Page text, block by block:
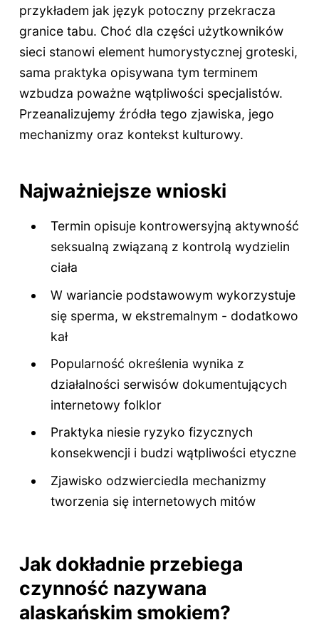
przykładem jak język potoczny przekracza
granice tabu. Choć dla części użytkowników
sieci stanowi element humorystycznej groteski,
sama praktyka opisywana tym terminem
wzbudza poważne wątpliwości specjalistów.
Przeanalizujemy źródła tego zjawiska, jego
mechanizmy oraz kontekst kulturowy.
Najważniejsze wnioski
Termin opisuje kontrowersyjną aktywność
seksualną związaną z kontrolą wydzielin
ciała
W wariancie podstawowym wykorzystuje
się sperma, w ekstremalnym - dodatkowo
kał
Popularność określenia wynika z
działalności serwisów dokumentujących
internetowy folklor
Praktyka niesie ryzyko fizycznych
konsekwencji i budzi wątpliwości etyczne
Zjawisko odzwierciedla mechanizmy
tworzenia się internetowych mitów
Jak dokładnie przebiega
czynność nazywana
alaskańskim smokiem?